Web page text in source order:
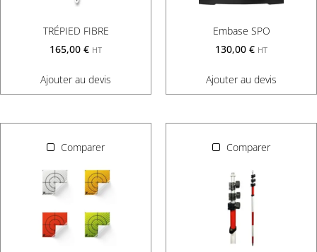
TRÉPIED FIBRE
165,00 € HT
Ajouter au devis
Embase SPO
130,00 € HT
Ajouter au devis
Comparer Comparer